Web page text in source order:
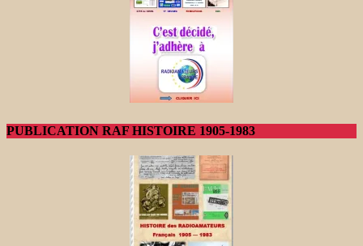
PUBLICATION RAF HISTOIRE 1905-1983